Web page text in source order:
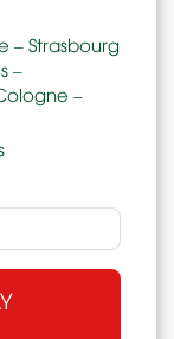
– Strasbourg
–
–